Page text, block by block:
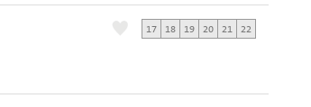
17 18 19 20 21 22